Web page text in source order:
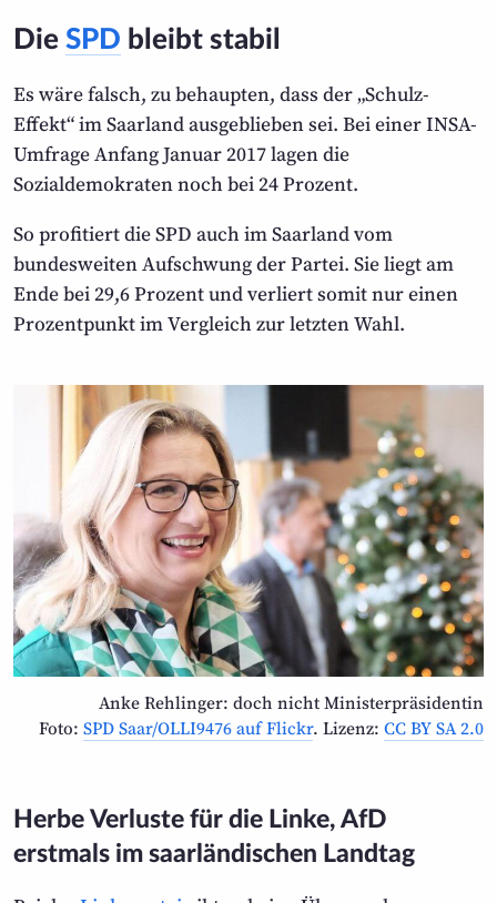
Die SPD bleibt stabil
Es wäre falsch, zu behaupten, dass der „Schulz-
Effekt“ im Saarland ausgeblieben sei. Bei einer INSA-
Umfrage Anfang Januar 2017 lagen die
Sozialdemokraten noch bei 24 Prozent.
So profitiert die SPD auch im Saarland vom
bundesweiten Aufschwung der Partei. Sie liegt am
Ende bei 29,6 Prozent und verliert somit nur einen
Prozentpunkt im Vergleich zur letzten Wahl.
Anke Rehlinger: doch nicht Ministerpräsidentin
Foto: SPD Saar/OLLI9476 auf Flickr. Lizenz: CC BY SA 2.0
Herbe Verluste für die Linke, AfD
erstmals im saarländischen Landtag